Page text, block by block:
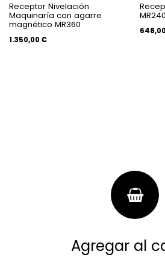
Receptor Nivelación
Maquinaría con agarre
magnético MR360
1.350,00 €
MR240
648,00
Agregar al